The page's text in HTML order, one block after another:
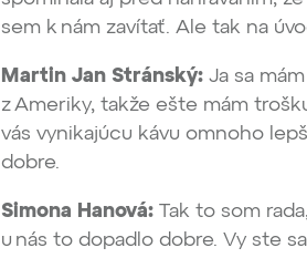
sem k nám zavítať. Ale tak na
Martin Jan Stránský:Ja sa
z Ameriky, takže ešte mám
vás vynikajúcu kávu omnoho
dobre.
Simona Hanová:Tak to som
u nás to dopadlo dobre. Vy ste